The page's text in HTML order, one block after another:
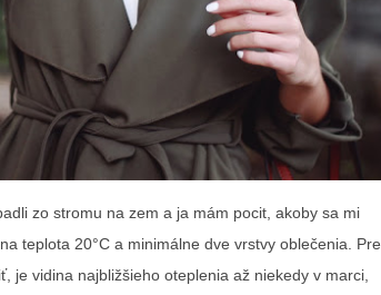
zo stromu na zem a ja mám pocit, akoby sa mi
teplota 20°C a minimálne dve vrstvy oblečenia. Pre
je vidina najbližšieho oteplenia až niekedy v marci,